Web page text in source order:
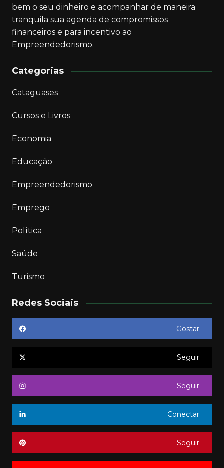
bem o seu dinheiro e acompanhar de maneira
tranquila sua agenda de compromissos
financeiros e para incentivo ao
Empreendedorismo.
Categorias
Cataguases
Cursos e Livros
Economia
Educação
Empreendedorismo
Emprego
Política
Saúde
Turismo
Redes Sociais
Gostar
Seguir
Seguir
Conectar
Seguir